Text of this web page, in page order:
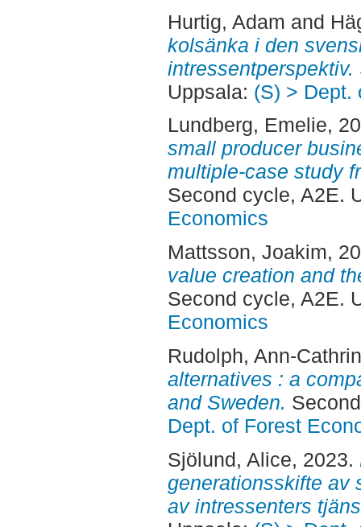
Hurtig, Adam and
kolsänka i den
intressentperspektiv.
Uppsala: (S) > Dept.
Lundberg, Emelie,
small producer
multiple-case study
Second cycle, A2E.
Economics
Mattsson, Joakim,
value creation and
Second cycle, A2E.
Economics
Rudolph, Ann-Cathrin
alternatives : a
and Sweden.
Dept. of Forest
Sjölund, Alice, 2023.
generationsskifte av
av intressenters